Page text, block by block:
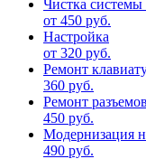
Чистка
от 450 руб.
Настройка
от 320 руб.
Ремонт
360 руб.
Ремонт разъемов
450 руб.
Модернизация
490 руб.